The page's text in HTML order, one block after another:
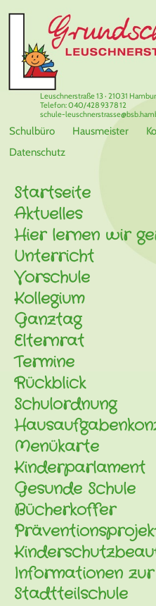
Schulbüro Hausmeister
Datenschutz
Leuschnerstraße 13 · 21031
Telefon: 040/428 93 78 12
schule-
Startseite
Aktuelles
Hier lernen wir
Unterricht
Vorschule
Kollegium
Ganztag
Elternrat
Termine
Rückblick
Schulordnung
Menükarte
Kinderparlament
Gesunde Schule
Bücherkoffer
Informationen
Stadtteilschule